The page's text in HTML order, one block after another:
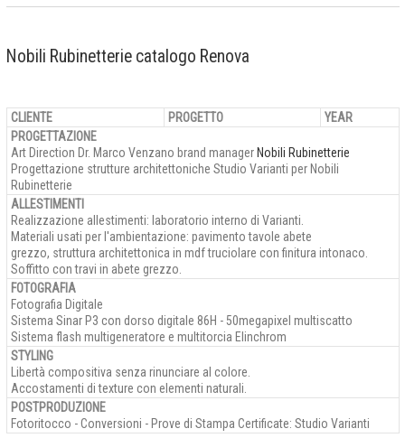
Nobili Rubinetterie catalogo Renova
CLIENTE PROGETTO
YEAR
PROGETTAZIONE
Art Direction Dr. Marco Venzano brand manager Nobili Rubinetterie
Progettazione strutture architettoniche Studio Varianti per Nobili
Rubinetterie
ALLESTIMENTI
Realizzazione allestimenti: laboratorio interno di Varianti.
Materiali usati per l'ambientazione: pavimento tavole abete
grezzo, struttura architettonica in mdf truciolare con finitura intonaco.
Soffitto con travi in abete grezzo.
FOTOGRAFIA
Fotografia Digitale
Sistema Sinar P3 con dorso digitale 86H - 50megapixel multiscatto
Sistema flash multigeneratore e multitorcia Elinchrom
STYLING
Libertà compositiva senza rinunciare al colore.
Accostamenti di texture con elementi naturali.
POSTPRODUZIONE
Fotoritocco - Conversioni - Prove di Stampa Certificate: Studio Varianti